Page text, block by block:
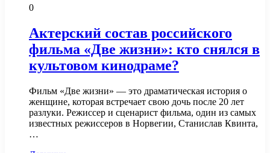
0
Актерский состав российского
фильма «Две жизни»: кто снялся в
культовом кинодраме?
Фильм «Две жизни» — это драматическая история о
женщине, которая встречает свою дочь после 20 лет
разлуки. Режиссер и сценарист фильма, один из самых
известных режиссеров в Норвегии, Станислав Квинта,
…